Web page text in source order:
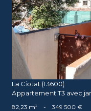
La Ciotat (13600)
Appartement T3 avec
82,23 m² - 349 500 €